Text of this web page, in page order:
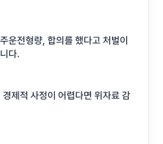
운전형량, 합의를 했다고 처벌이
다.
제적 사정이 어렵다면 위자료 감